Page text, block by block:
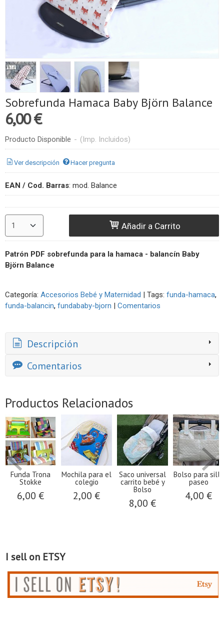
I sell on ETSY
Sobrefunda Hamaca Baby Björn Balance
6,00 €
Producto Disponible - (Imp. Incluidos)
Ver descripción Hacer pregunta
EAN / Cod. Barras: mod. Balance
Añadir a Carrito
Patrón PDF sobrefunda para la hamaca - balancín Baby
Björn Balance
Categoría: Accesorios Bebé y Maternidad | Tags: funda-hamaca
funda-balancin fundababy-bjorn | Comentarios
Descripción
Comentarios
Productos Relacionados
Funda Trona
Stokke
6,00 €
Mochila para el
colegio
2,00 €
Saco universal
carrito bebé y
Bolso
8,00 €
Bolso para silla
paseo
4,00 €